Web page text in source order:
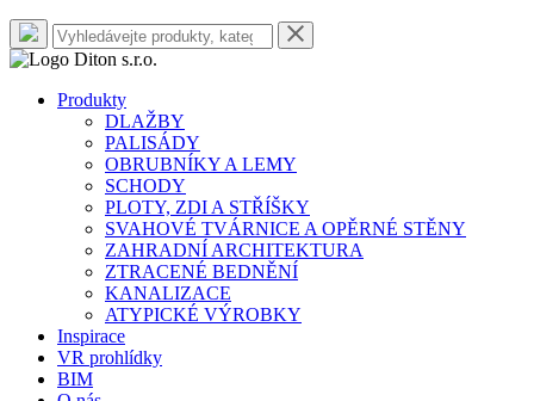
Produkty
DLAŽBY
PALISÁDY
OBRUBNÍKY A LEMY
SCHODY
PLOTY, ZDI A STŘÍŠKY
SVAHOVÉ TVÁRNICE A OPĚRNÉ STĚNY
ZAHRADNÍ ARCHITEKTURA
ZTRACENÉ BEDNĚNÍ
KANALIZACE
ATYPICKÉ VÝROBKY
Inspirace
VR prohlídky
BIM